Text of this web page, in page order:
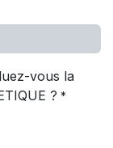
vous la
? *